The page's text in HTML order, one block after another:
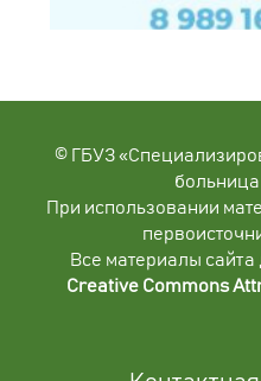
© ГБУЗ
При использовании
Все материалы
Creative Commons